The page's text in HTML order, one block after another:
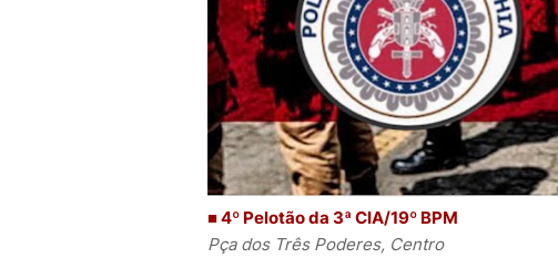
■ 4º Pelotão da 3ª CIA/19º BPM
Pça dos Três Poderes, Centro